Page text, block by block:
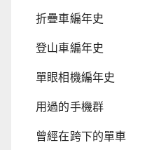
折疊車編年史
登山車編年史
單眼相機編年史
用過的手機群
曾經在跨下的單車